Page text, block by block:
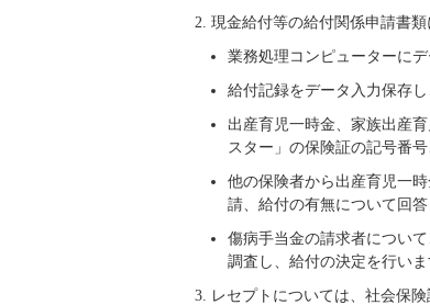
現金給付等の給付関係申請書
業務処理コンピューターに
給付記録をデータ入力保存
出産育児一時金、家族出産
スター」の保険証の記号番
他の保険者から出産育児一
請、給付の有無について回答
傷病手当金の請求者につい
調査し、給付の決定を行いま
レセプトについては、社会保